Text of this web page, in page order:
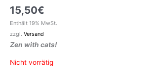
15,50€
Enthält 19% MwSt.
zzgl. Versand
Zen with cats!
Nicht vorrätig